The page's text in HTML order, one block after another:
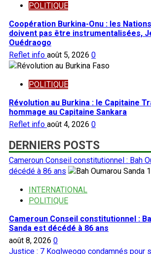
POLITIQUE
Coopération Burkina-Onu : les
doivent pas être instrumentalisées,
Ouédraogo
Reflet info août 5, 2026 0
POLITIQUE
Révolution au Burkina : le Capitaine
hommage au Capitaine Sankara
Reflet info août 4, 2026 0
DERNIERS POSTS
Cameroun Conseil constitutionnel : Bah
décédé à 86 ans
1
INTERNATIONAL
POLITIQUE
Cameroun Conseil constitutionnel :
Sanda est décédé à 86 ans
août 8, 2026 0
Justice : 7 Koglweogo condamnés pour